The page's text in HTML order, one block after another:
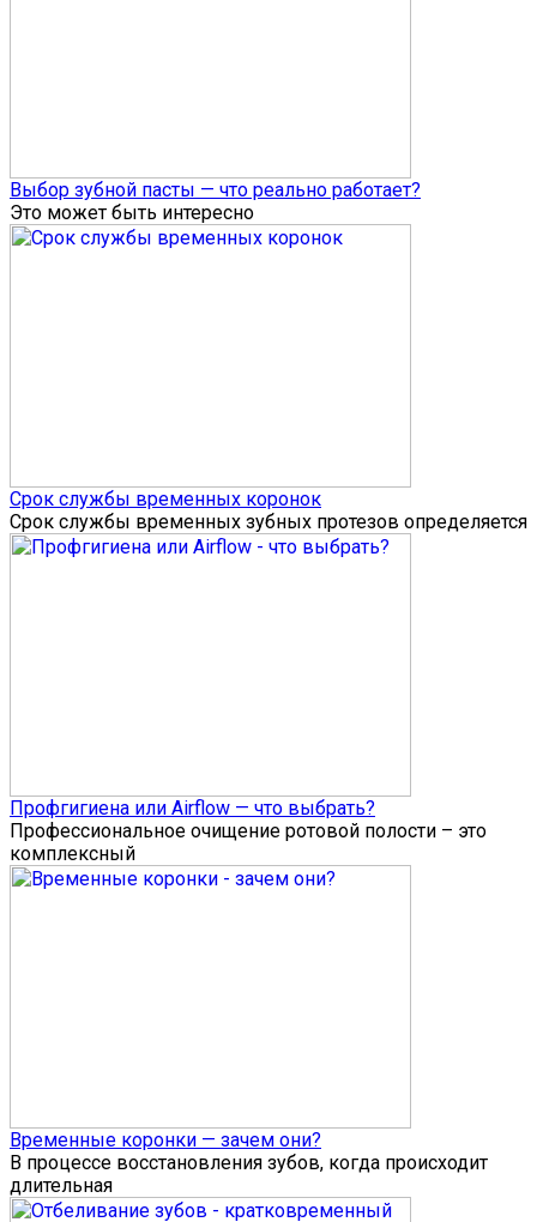
Выбор зубной пасты — что реально работает?
Это может быть интересно
Срок службы временных коронок
Срок службы временных зубных протезов определяется
Профгигиена или Airflow — что выбрать?
Профессиональное очищение ротовой полости – это
комплексный
Временные коронки — зачем они?
В процессе восстановления зубов, когда происходит
длительная